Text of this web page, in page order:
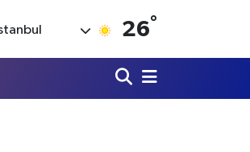
26°